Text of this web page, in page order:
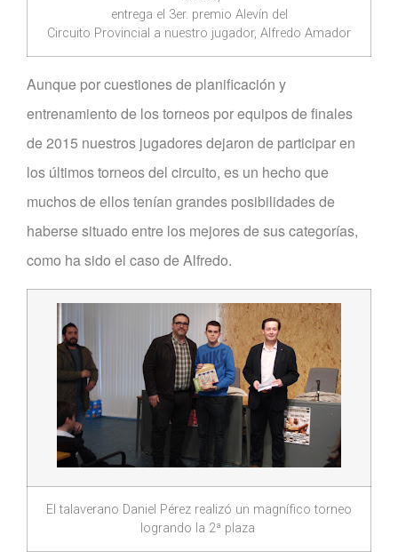
entrega el 3er. premio Alevín del
Circuito Provincial a nuestro jugador, Alfredo Amador
Aunque por cuestiones de planificación y
entrenamiento de los torneos por equipos de finales
de 2015 nuestros jugadores dejaron de participar en
los últimos torneos del circuito, es un hecho que
muchos de ellos tenían grandes posibilidades de
haberse situado entre los mejores de sus categorías,
como ha sido el caso de Alfredo.
El talaverano Daniel Pérez realizó un magnífico torneo
logrando la 2ª plaza